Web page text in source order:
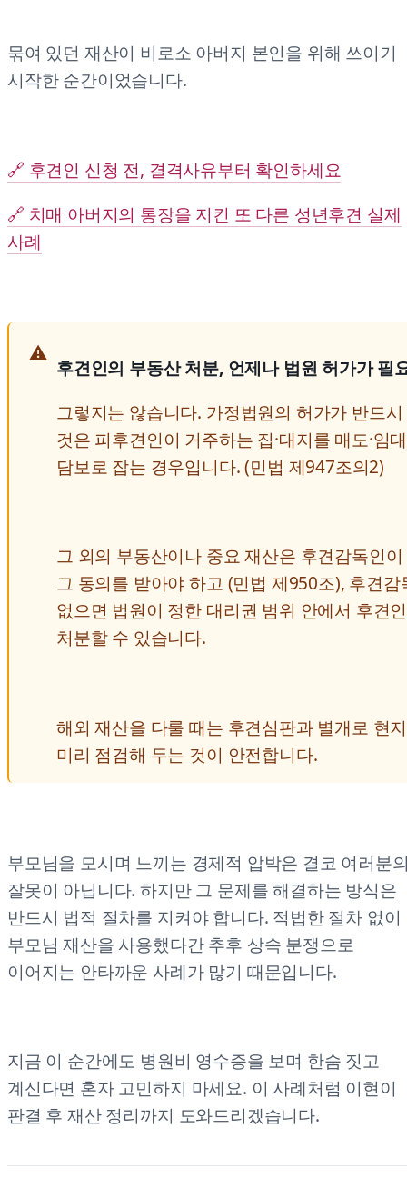
묶여 있던 재산이 비로소 아버지 본인을 위해 쓰이기
시작한 순간이었습니다.
🔗 후견인 신청 전, 결격사유부터 확인하세요
🔗 치매 아버지의 통장을 지킨 또 다른 성년후견 실제
사례
후견인의 부동산 처분, 언제나 법원 허가가 필
그렇지는 않습니다. 가정법원의 허가가 반드
것은 피후견인이 거주하는 집·대지를 매도·임
담보로 잡는 경우입니다. (민법 제947조의2)
그 외의 부동산이나 중요 재산은 후견감독인
그 동의를 받아야 하고 (민법 제950조), 후견감
없으면 법원이 정한 대리권 범위 안에서 후견
처분할 수 있습니다.
해외 재산을 다룰 때는 후견심판과 별개로 현
미리 점검해 두는 것이 안전합니다.
부모님을 모시며 느끼는 경제적 압박은 결코 여러분
잘못이 아닙니다. 하지만 그 문제를 해결하는 방식은
반드시 법적 절차를 지켜야 합니다. 적법한 절차 없이
부모님 재산을 사용했다간 추후 상속 분쟁으로
이어지는 안타까운 사례가 많기 때문입니다.
지금 이 순간에도 병원비 영수증을 보며 한숨 짓고
계신다면 혼자 고민하지 마세요. 이 사례처럼 이현이
판결 후 재산 정리까지 도와드리겠습니다.